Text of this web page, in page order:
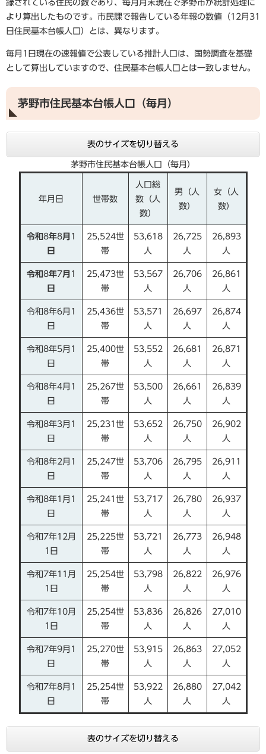
録されている住民の数であり、毎月月末現在で茅野市が統計処理に
より算出したものです。市民課で報告している年報の数値（12月31
日住民基本台帳人口）とは、異なります。
毎月1日現在の速報値で公表している推計人口は、国勢調査を基礎
として算出していますので、住民基本台帳人口とは一致しません。
茅野市住民基本台帳人口（毎月）
表のサイズを切り替える
茅野市住民基本台帳人口（毎月）
年月日 世帯数
人口総
数（人
数）
男（人
数）
女（人
数）
令和8年8月 1
日
25,524世
帯
53,618
人
26,725
人
26,893
人
令和8年7月 1
日
25,473世
帯
53,567
人
26,706
人
26,861
人
令和8年6月1
日
25,436世
帯
53,571
人
26,697
人
26,874
人
令和8年5月1
日
25,400世
帯
53,552
人
26,681
人
26,871
人
令和8年4月1
日
25,267世
帯
53,500
人
26,661
人
26,839
人
令和8年3月1
日
25,231世
帯
53,652
人
26,750
人
26,902
人
令和8年2月1
日
25,247世
帯
53,706
人
26,795
人
26,911
人
令和8年1月1
日
25,241世
帯
53,717
人
26,780
人
26,937
人
令和7年12月
1日
25,225世
帯
53,721
人
26,773
人
26,948
人
令和7年11月
1日
25,254世
帯
53,798
人
26,822
人
26,976
人
令和7年10月
1日
25,254世
帯
53,836
人
26,826
人
27,010
人
令和7年9月1
日
25,270世
帯
53,915
人
26,863
人
27,052
人
令和7年8月1
日
25,254世
帯
53,922
人
26,880
人
27,042
人
表のサイズを切り替える